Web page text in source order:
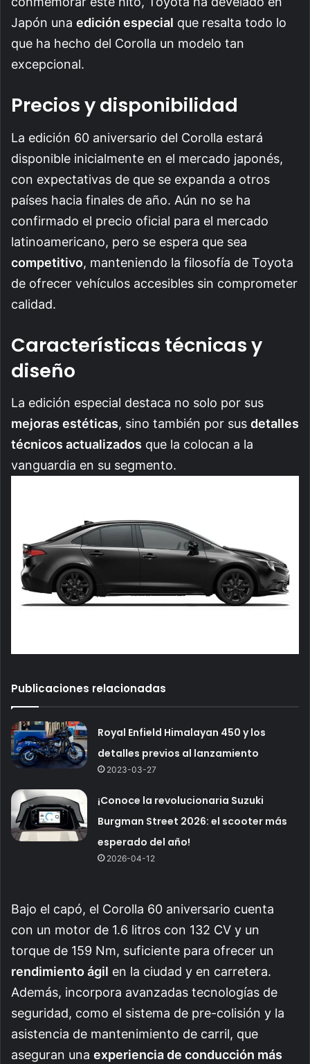
Japón una edición especial que resalta todo lo
que ha hecho del Corolla un modelo tan
excepcional.
Precios y disponibilidad
La edición 60 aniversario del Corolla estará
disponible inicialmente en el mercado japonés,
con expectativas de que se expanda a otros
países hacia finales de año. Aún no se ha
confirmado el precio oficial para el mercado
latinoamericano, pero se espera que sea
competitivo, manteniendo la filosofía de Toyota
de ofrecer vehículos accesibles sin comprometer
calidad.
Características técnicas y
diseño
La edición especial destaca no solo por sus
mejoras estéticas, sino también por sus detalles
técnicos actualizados que la colocan a la
vanguardia en su segmento.
Publicaciones relacionadas
Royal Enfield Himalayan 450 y los
detalles previos al lanzamiento
2023-03-27
¡Conoce la revolucionaria Suzuki
Burgman Street 2026: el scooter más
esperado del año!
2026-04-12
Bajo el capó, el Corolla 60 aniversario cuenta
con un motor de 1.6 litros con 132 CV y un
torque de 159 Nm, suficiente para ofrecer un
rendimiento ágil en la ciudad y en carretera.
Además, incorpora avanzadas tecnologías de
seguridad, como el sistema de pre-colisión y la
asistencia de mantenimiento de carril, que
aseguran una experiencia de conducción más